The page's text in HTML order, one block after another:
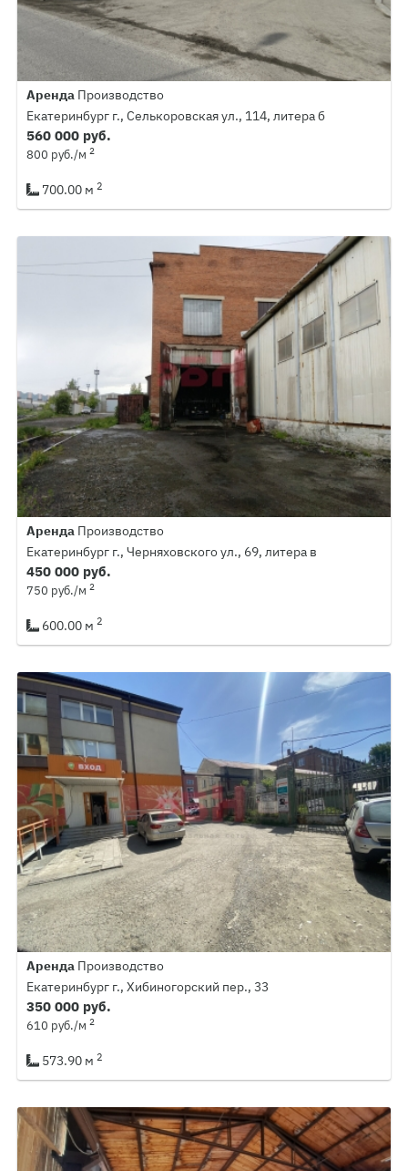
Аренда Производство
Екатеринбург г., Селькоровская ул., 114, литера б
560 000 руб.
800 руб./м 2
700.00 м 2
Аренда Производство
Екатеринбург г., Черняховского ул., 69, литера в
450 000 руб.
750 руб./м 2
600.00 м 2
Аренда Производство
Екатеринбург г., Хибиногорский пер., 33
350 000 руб.
610 руб./м 2
573.90 м 2